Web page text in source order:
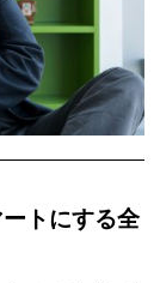
トにする全